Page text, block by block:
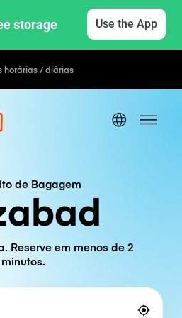
storage Use the App
horárias / diárias
de Bagagem
Reserve em menos de 2
minutos.